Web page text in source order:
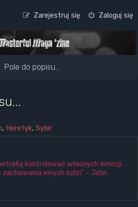
Zaloguj się
Zarejestruj się
Pole do popisu...
, Heretyk, Sybir
kontrolować własnych emocji,
innych ludzi" - John